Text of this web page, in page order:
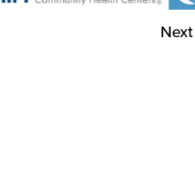
Next